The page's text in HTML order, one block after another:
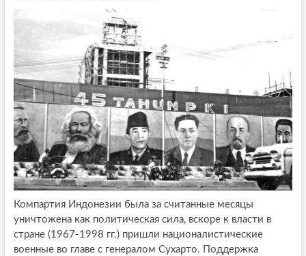
Компартия Индонезии была за считанные месяцы
уничтожена как политическая сила, вскоре к власти в
стране (1967-1998 гг.) пришли националистические
военные во главе с генералом Сухарто. Поддержка